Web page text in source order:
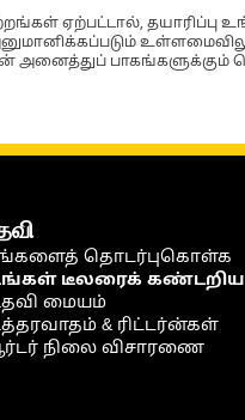
ஏற்பட்டால்,
அனைத்துப் பாகங்களுக்கும்
தொடர்புகொள்க
டீலரைக்
மையம்
& ரிட்டர்ன்கள்
நிலை விசாரணை